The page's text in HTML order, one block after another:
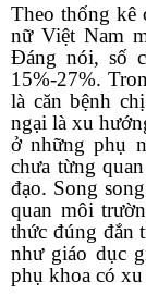
Theo thống kê
nữ Việt Nam
Đáng nói, số
15%-27%.
là căn bệnh
ngại là xu
ở những phụ
chưa từng
đạo. Song
quan môi
thức đúng đắn
như giáo dục
phụ khoa có xu